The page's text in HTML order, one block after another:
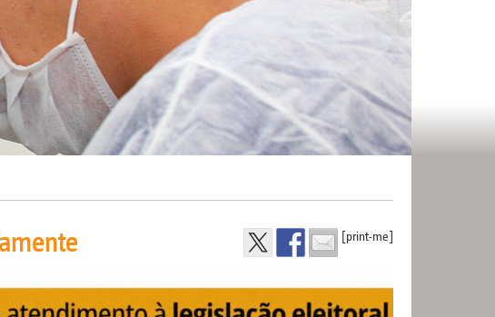
[print-me]